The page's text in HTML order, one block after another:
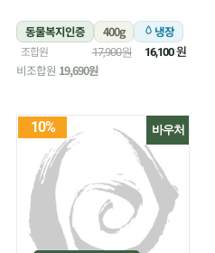
동물복지인증 400g 냉장
조합원 17,900원 16,100원
비조합원 19,690원
바우처
10%